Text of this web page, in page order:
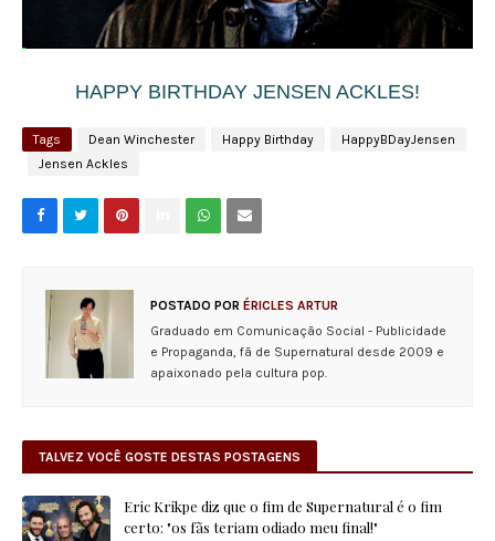
HAPPY BIRTHDAY JENSEN ACKLES!
Tags Dean Winchester Happy Birthday
HappyBDayJensen
Jensen Ackles
POSTADO POR ÉRICLES ARTUR
Graduado em Comunicação Social - Publicidade
e Propaganda, fã de Supernatural desde 2009 e
apaixonado pela cultura pop.
TALVEZ VOCÊ GOSTE DESTAS POSTAGENS
Eric Krikpe diz que o fim de Supernatural é o fim
certo: "os fãs teriam odiado meu final!"